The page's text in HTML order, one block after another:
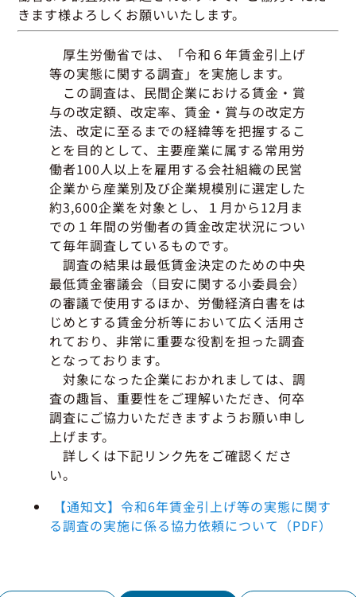
適正化だより
運送申込・書面化アプリ
利用申し込み
活動報告・協会報
貸出用ビデオライブラリ
会員メール登録・会員情報変更
保有車両台数変更
トラック輸送の役割
緑ナンバートラックとは
Gマークとは
引越安心マークとは
協会の活動
入会のご案内
プライバシーポリシー
お問い合わせ
きます様よろしくお願いいたします。
厚生労働省では、「令和６年賃金引上げ
等の実態に関する調査」を実施します。
この調査は、民間企業における賃金・賞
与の改定額、改定率、賃金・賞与の改定方
法、改定に至るまでの経緯等を把握するこ
とを目的として、主要産業に属する常用労
働者100人以上を雇用する会社組織の民営
企業から産業別及び企業規模別に選定した
約3,600企業を対象とし、１月から12月ま
での１年間の労働者の賃金改定状況につい
て毎年調査しているものです。
調査の結果は最低賃金決定のための中央
最低賃金審議会（目安に関する小委員会）
の審議で使用するほか、労働経済白書をは
じめとする賃金分析等において広く活用さ
れており、非常に重要な役割を担った調査
となっております。
対象になった企業におかれましては、調
査の趣旨、重要性をご理解いただき、何卒
調査にご協力いただきますようお願い申し
上げます。
詳しくは下記リンク先をご確認くださ
い。
【通知文】令和6年賃金引上げ等の実態に関す
る調査の実施に係る協力依頼について（PDF）